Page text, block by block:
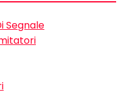
Segnale